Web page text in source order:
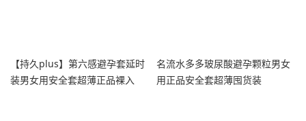
【持久plus】第六感避孕套延时
装男女用安全套超薄正品裸入
名流水多多玻尿酸避孕颗粒男女
用正品安全套超薄囤货装